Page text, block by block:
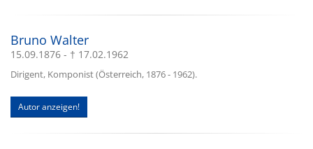
Bruno Walter
15.09.1876 - † 17.02.1962
Dirigent, Komponist (Österreich, 1876 - 1962).
Autor anzeigen!